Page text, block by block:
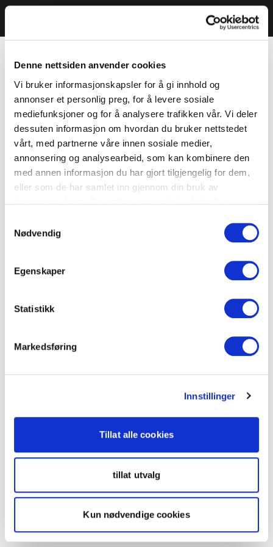
Denne nettsiden anvender cookies
Vi bruker informasjonskapsler for å gi innhold og
annonser et personlig preg, for å levere sosiale
mediefunksjoner og for å analysere trafikken vår. Vi deler
dessuten informasjon om hvordan du bruker nettstedet
vårt, med partnerne våre innen sosiale medier,
annonsering og analysearbeid, som kan kombinere den
med annen informasjon du har gjort tilgjengelig for dem,
eller som de har samlet inn gjennom din bruk av
Nødvendig
Egenskaper
Statistikk
Markedsføring
Innstillinger
Tillat alle cookies
tillat utvalg
Kun nødvendige cookies